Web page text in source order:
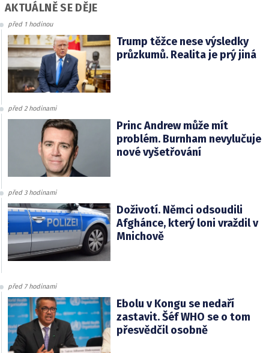
AKTUÁLNĚ SE DĚJE
před 1 hodinou
Trump těžce nese výsledky
průzkumů. Realita je prý jiná
před 2 hodinami
Princ Andrew může mít
problém. Burnham nevylučuje
nové vyšetřování
před 3 hodinami
Doživotí. Němci odsoudili
Afghánce, který loni vraždil v
Mnichově
před 7 hodinami
Ebolu v Kongu se nedaří
zastavit. Šéf WHO se o tom
přesvědčil osobně